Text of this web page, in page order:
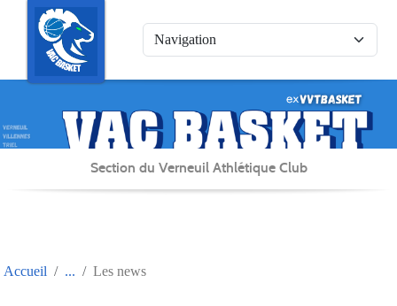
Section du Verneuil Athlétique Club
Accueil Les news
Panneau de gestion des cookies